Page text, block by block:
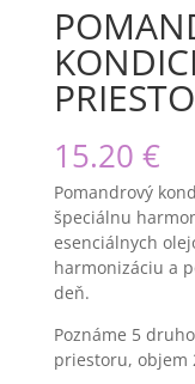
15.20 €
Pomandrový
špeciálnu
esenciálnych
harmonizáciu a
deň.
Poznáme 5
priestoru, objem